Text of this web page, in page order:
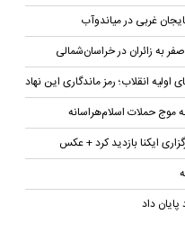
غربی در میاندوآب
انقلاب؛ رمز ماندگاری این نهاد
موج حملات اسلام‌هراسانه
ایکنا بازدید کرد + عکس
داد